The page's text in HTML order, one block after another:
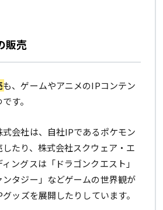
販売
も、ゲームやアニメのIPコンテン
す。
会社は、自社IPであるポケモン
たり、株式会社スクウェア・エ
ングスは「ドラゴンクエスト」
タジー」などゲームの世界観が
ッズを展開したりしています。